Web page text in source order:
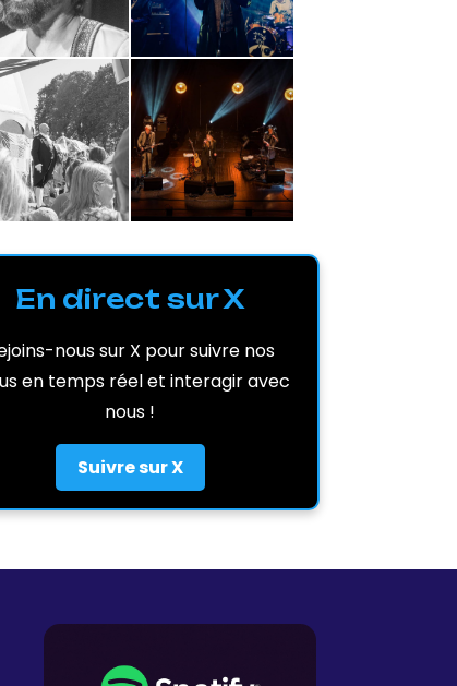
En direct sur X
nous sur X pour suivre nos
en temps réel et interagir avec
nous !
Suivre sur X